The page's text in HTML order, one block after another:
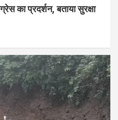
का प्रदर्शन, बताया सुरक्षा